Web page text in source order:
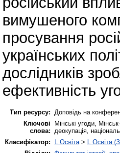
вимушеного
просування
українських
дослідників
ефективність
Тип ресурсу:
Доповідь на
Ключові
слова:
Мінські угоди,
деокупація,
Класифікатор:
L Освіта > L Освіта